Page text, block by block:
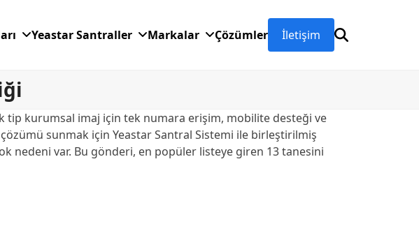
Yeastar Santraller Markalar Çözümler İletişim
tip kurumsal imaj için tek numara erişim, mobilite desteği ve
sunmak için Yeastar Santral Sistemi ile birleştirilmiş
nedeni var. Bu gönderi, en popüler listeye giren 13 tanesini